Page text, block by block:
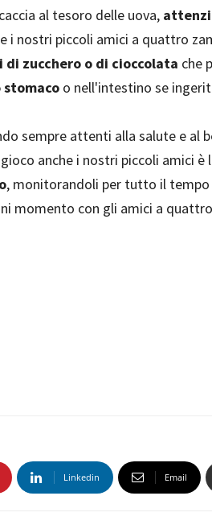
al tesoro delle uova,
i nostri piccoli amici a quattro
zucchero o di cioccolata che
stomaco o nell'intestino se
sempre attenti alla salute e al
anche i nostri piccoli amici è
, monitorandoli per tutto il tempo
momento con gli amici a
Linkedin Email